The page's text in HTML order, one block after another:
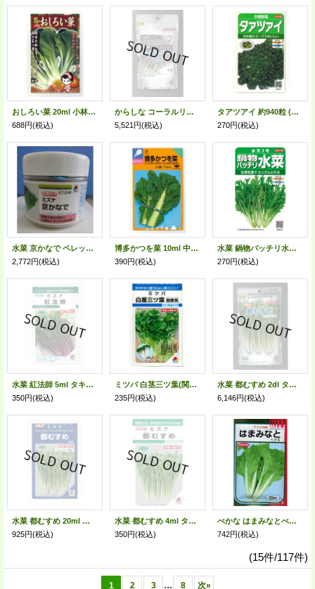
おしろい菜 20ml 小林種苗（株）
688円(税込)
からしな コーラルリーフフェザー 2dl タキイ種苗（株）
5,521円(税込)
タアツアイ 約940粒 (株)サカタのタネ 実咲250(003000)
270円(税込)
水菜 京かなで ペレット5千粒 タキイ種苗(株)
2,772円(税込)
博多かつを菜 10ml 中原採種場（株）
390円(税込)
水菜 鍋物バッチリ水菜 水天２号 (株)サカタのタネ 実咲250(203246)
270円(税込)
水菜 紅法師 5ml タキイ種苗(株)GF
350円(税込)
ミツバ 白茎三ツ葉(関東系)4ml(約780粒)タキイ種苗(株)MF
235円(税込)
水菜 都むすめ 2dl タキイ種苗(株)
6,146円(税込)
水菜 都むすめ 20ml タキイ種苗(株)
925円(税込)
水菜 都むすめ 4ml タキイ種苗(株) GF
350円(税込)
べかな はまみなとべかな 20ml サカタのタネ(株)
742円(税込)
(15件/117件)
1 2 3 ... 8 次»